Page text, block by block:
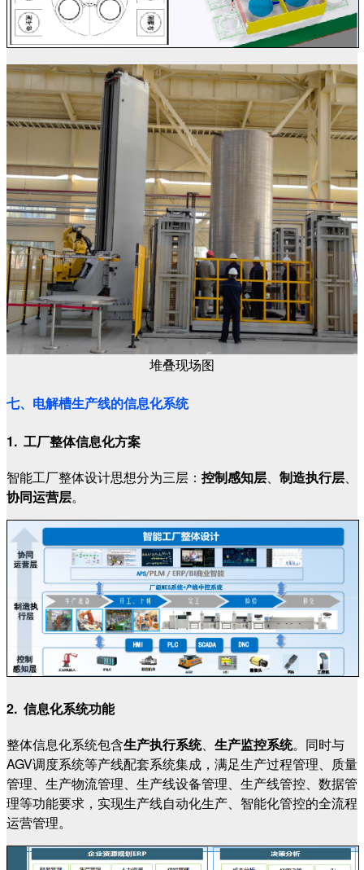
堆叠现场图
七、电解槽生产线的信息化系统
1. 工厂整体信息化方案
智能工厂整体设计思想分为三层： 控制感知层、 制造执行层、
协同运营层。
2. 信息化系统功能
整体信息化系统包含生产执行系统、 生产监控系统。同时与
AGV调度系统等产线配套系统集成，满足生产过程管理、质量
管理、生产物流管理、生产线设备管理、生产线管控、数据管
理等功能要求，实现生产线自动化生产、智能化管控的全流程
运营管理。